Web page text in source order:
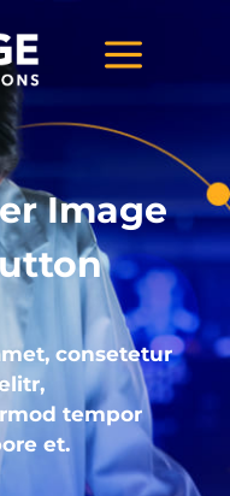
a
Image
consetetur
tempor
et.